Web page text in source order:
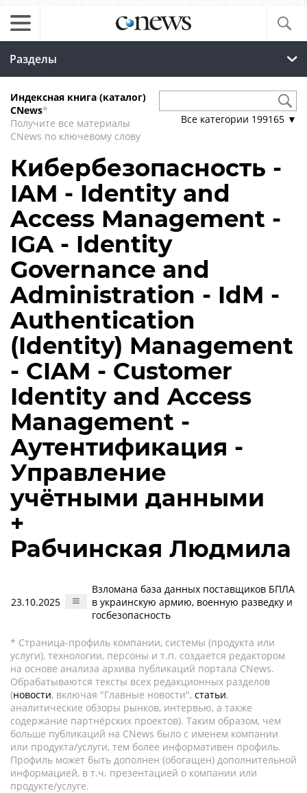
Разделы
Индексная книга (каталог)
CNews*
Получите все материалы
CNews по ключевому слову
Все категории 199165 ▼
Кибербезопасность -
IAM - Identity and
Access Management -
IGA - Identity
Governance and
Administration - IdM -
Authentication
(Identity) Management
- CIAM - Customer
Identity and Access
Management -
Аутентификация -
Управление
учётными данными
+
Рабчинская Людмила
23.10.2025
Взломана база данных поставщиков БПЛА
в украинскую армию, военную разведку и
госбезопасность
* Страница-профиль компании, системы (продукта или
услуги), технологии, персоны и т.п. создается редактором
на основе анализа архива публикаций портала CNews.
Обрабатываются тексты всех редакционных разделов
(новости, включая "Главные новости", статьи,
аналитические обзоры рынков, интервью, а также
содержание партнёрских проектов). Таким образом, чем
больше публикаций на CNews было с именем компании
или продукта/услуги, тем более информативен профиль.
Профиль может быть дополнен (обогащен) дополнительной
информацией, в т.ч. презентацией о компании или
продукте/услуге.